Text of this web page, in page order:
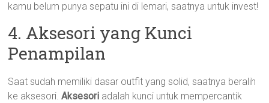
kamu belum punya sepatu ini di lemari, saatnya untuk invest!
4. Aksesori yang Kunci
Penampilan
Saat sudah memiliki dasar outfit yang solid, saatnya beralih
ke aksesori.Aksesori adalah kunci untuk mempercantik